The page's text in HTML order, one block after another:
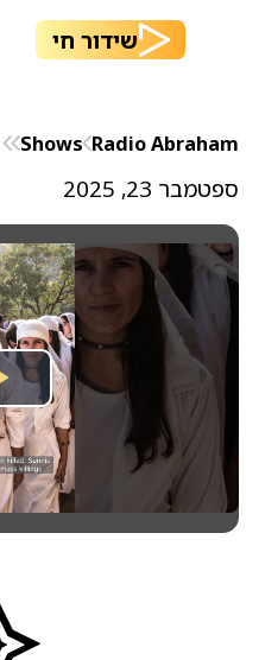
שידור חי
Radio Abraham
Shows
ספטמבר 23, 2025